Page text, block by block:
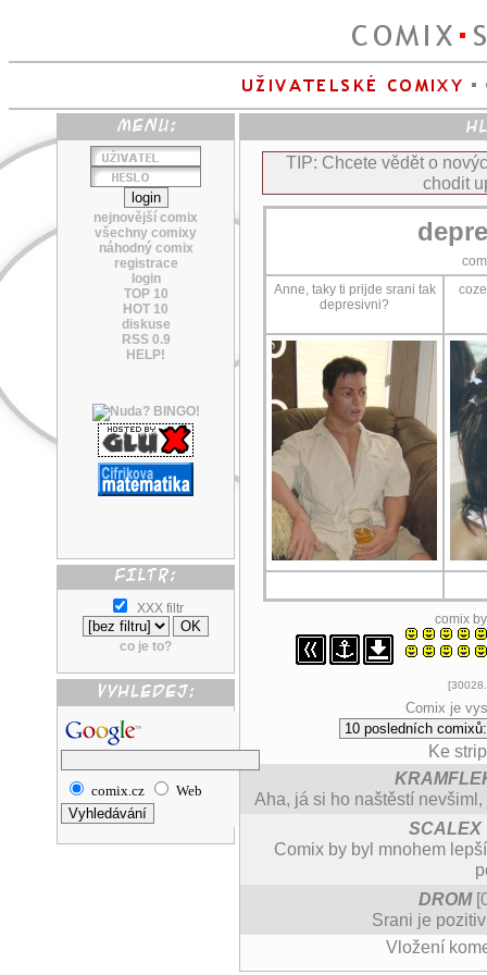
nejnovější comix
všechny comixy
náhodný comix
registrace
login
TOP 10
HOT 10
diskuse
RSS 0.9
HELP!
XXX filtr
co je to?
comix.cz Web
TIP: Chcete vědět o
chodit
Anne, taky ti prijde srani tak
depresivni?
comix
Comix je
Ke
Aha, já si ho naštěstí
SCALEX
Comix by byl mnohem
DROM
Srani je
Vložení